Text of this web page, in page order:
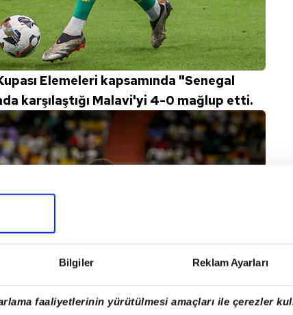
Bilgiler Reklam Ayarları
faaliyetlerinin yürütülmesi amaçları ile çerezler
Elemeleri kapsamında "Senegal
karşılaştığı Malavi'yi 4-0 mağlup etti.